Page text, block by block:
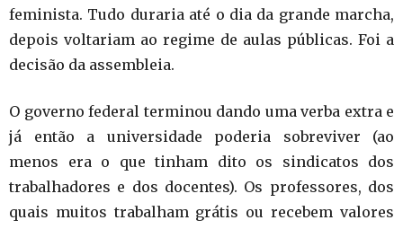
feminista. Tudo duraria até o dia da grande marcha,
depois voltariam ao regime de aulas públicas. Foi a
decisão da assembleia.
O governo federal terminou dando uma verba extra e
já então a universidade poderia sobreviver (ao
menos era o que tinham dito os sindicatos dos
trabalhadores e dos docentes). Os professores, dos
quais muitos trabalham grátis ou recebem valores